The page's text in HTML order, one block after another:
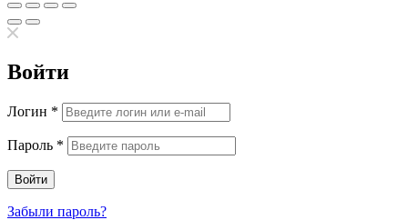
Войти
Логин *
Пароль *
Забыли пароль?